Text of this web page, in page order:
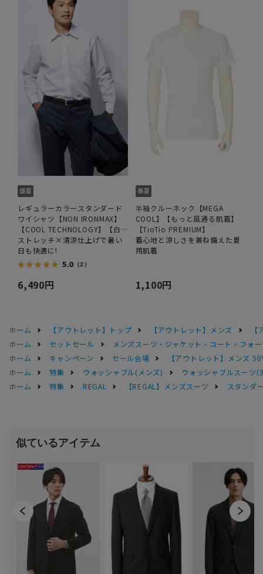
レギュラーカラースタンダード
ワイシャツ【NON IRONMAX】
【COOL TECHNOLOGY】【白
無地】
ストレッチ×清涼仕上げで暑い
日も快適に!
5.0 （2）
6,490円
半袖クルーネック【MEGA
COOL】【もっと風通る肌着】
【TioTio PREMIUM】
着心地と涼しさを兼ね備えた夏
用肌着
1,100円
ホーム 【アウトレット】トップ 【アウトレット】メンズ
ホーム
セットセール
メンズスーツ・ジャケット・コート・フォ
ホーム
キャンペーン セール会場
【アウトレット】メンズ
ホーム
特集 ウォッシャブル(メンズ)
ウォッシャブルスーツ(
ホーム
特集 REGAL 【REGAL】メンズスーツ スタンダ